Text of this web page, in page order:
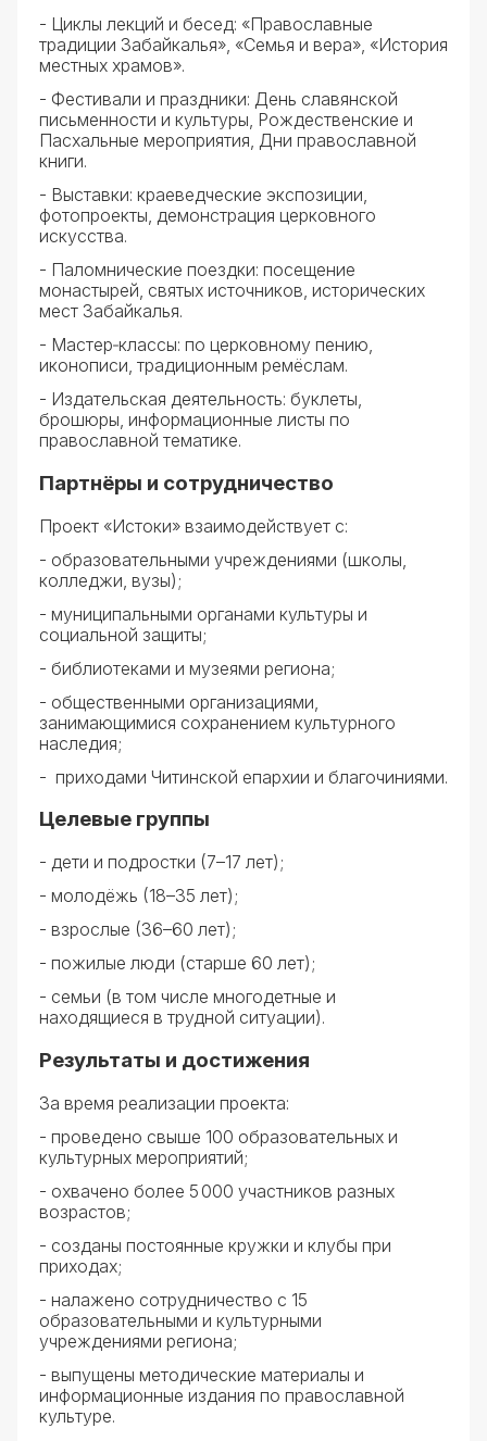
- Циклы лекций и бесед: «Православные
традиции Забайкалья», «Семья и вера», «История
местных храмов».
- Фестивали и праздники: День славянской
письменности и культуры, Рождественские и
Пасхальные мероприятия, Дни православной
книги.
- Выставки: краеведческие экспозиции,
фотопроекты, демонстрация церковного
искусства.
- Паломнические поездки: посещение
монастырей, святых источников, исторических
мест Забайкалья.
- Мастер‑классы: по церковному пению,
иконописи, традиционным ремёслам.
- Издательская деятельность: буклеты,
брошюры, информационные листы по
православной тематике.
Партнёры и сотрудничество
Проект «Истоки» взаимодействует с:
- образовательными учреждениями (школы,
колледжи, вузы);
- муниципальными органами культуры и
социальной защиты;
- библиотеками и музеями региона;
- общественными организациями,
занимающимися сохранением культурного
наследия;
- приходами Читинской епархии и благочиниями.
Целевые группы
- дети и подростки (7–17 лет);
- молодёжь (18–35 лет);
- взрослые (36–60 лет);
- пожилые люди (старше 60 лет);
- семьи (в том числе многодетные и
находящиеся в трудной ситуации).
Результаты и достижения
За время реализации проекта:
- проведено свыше 100 образовательных и
культурных мероприятий;
- охвачено более 5 000 участников разных
возрастов;
- созданы постоянные кружки и клубы при
приходах;
- налажено сотрудничество с 15
образовательными и культурными
учреждениями региона;
- выпущены методические материалы и
информационные издания по православной
культуре.